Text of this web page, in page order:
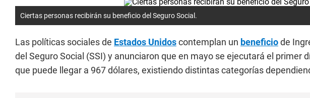
Ciertas personas recibirán su beneficio del Seguro Social.
Las políticas sociales de Estados Unidoscontemplan un beneficiode
del Seguro Social (SSI) y anunciaron que en mayo se ejecutará el primer
que puede llegar a 967 dólares, existiendo distintas categorías